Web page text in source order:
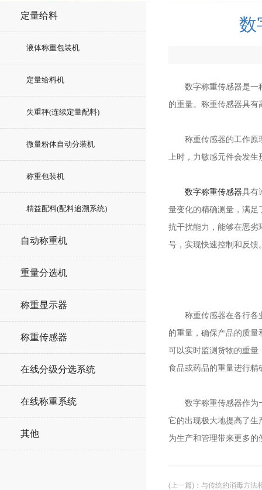
定量给料
液体称重包装机
定量给料机
失重秤(连续定量配料)
微量粉体自动分装机
称重包装机
精益配料(配料追溯系统)
自动称重机
重量分选机
称重显示器
称重传感器
在线分级分选系统
在线称重系统
其他
数
数字称重传感器是一种
的重量。称重传感器具
称重传感器的工作原理
上时，力敏感元件会发生
数字称重传感器具有
量变化的精确测量，满足
抗干扰能力，能够在恶劣
号，实现快速控制和反馈
称重传感器在各行各业
的重量，确保产品的质
可以实时监测货物的重量
食品或药品的重量进行精
数字称重传感器作为一
它的出现极大地提高了生
为生产和管理带来更多的
(上一篇) ： 与传统的消毒方法